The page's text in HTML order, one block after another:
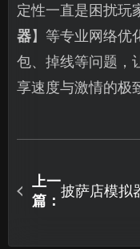
定性一直是困扰玩
器】等专业网络优
包、掉线等问题，
享速度与激情的极
上一
篇：
披萨店模拟